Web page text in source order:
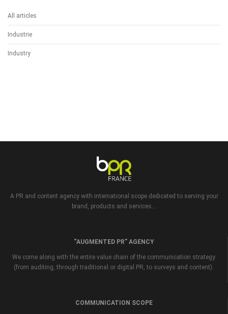
All articles
Industrie
Industry
A PR and content agency with international scope dedicated to serving your
brand, products and services...
“AUGMENTED PR” AGENCY
We come along with the entire value chain of the communication strategy
(from auditing, through traditional or digital PR, to surveys and content).
COMMUNICATION SCOPE